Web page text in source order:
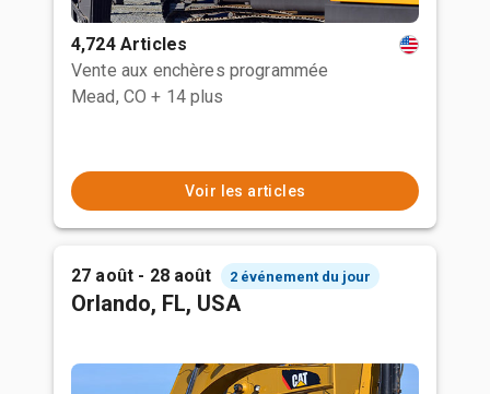
4,724 Articles
Vente aux enchères programmée
Mead, CO + 14 plus
Voir les articles
27 août - 28 août 2 événement du jour
Orlando, FL, USA